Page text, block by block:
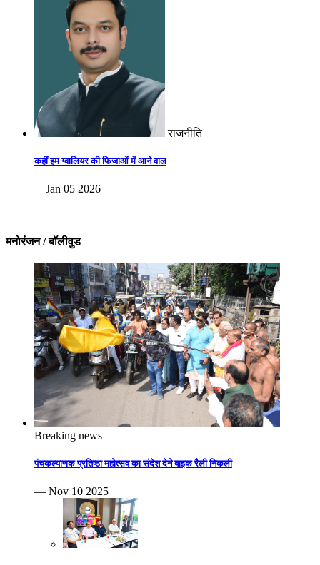
राजनीति
कहीं हम ग्वालियर की फिजाओं में आने वाल
—Jan 05 2026
मनोरंजन / बॉलीवुड
Breaking news
पंचकल्याणक प्रतिष्ठा महोत्सव का संदेश देने बाइक रैली निकली
— Nov 10 2025